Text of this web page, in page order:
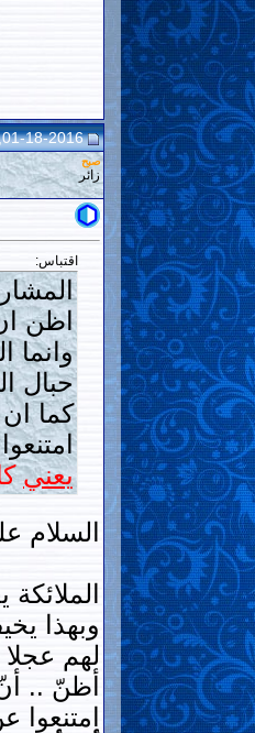
01-18-2016, 11:01 PM
صبح
زائر
اقتباس:
اظن
حبال
كما
يعني
السلام
وبهذا
لهم
أظنّ ..